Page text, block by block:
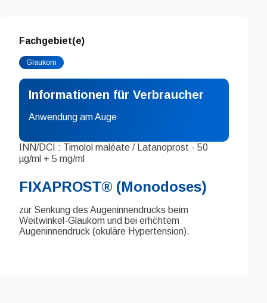
Fachgebiet(e)
Glaukom
Informationen für Verbraucher
Anwendung am Auge
INN/DCI : Timolol maléate / Latanoprost - 50
µg/ml + 5 mg/ml
FIXAPROST® (Monodoses)
zur Senkung des Augeninnendrucks beim
Weitwinkel-Glaukom und bei erhöhtem
Augeninnendruck (okuläre Hypertension).